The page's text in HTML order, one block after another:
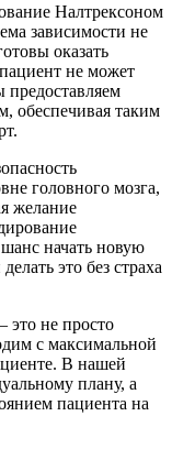
Налтрексоном
зависимости не
оказать
не может
предоставляем
обеспечивая таким
головного мозга,
желание
начать новую
это без страха
это не просто
с максимальной
В нашей
плану, а
пациента на